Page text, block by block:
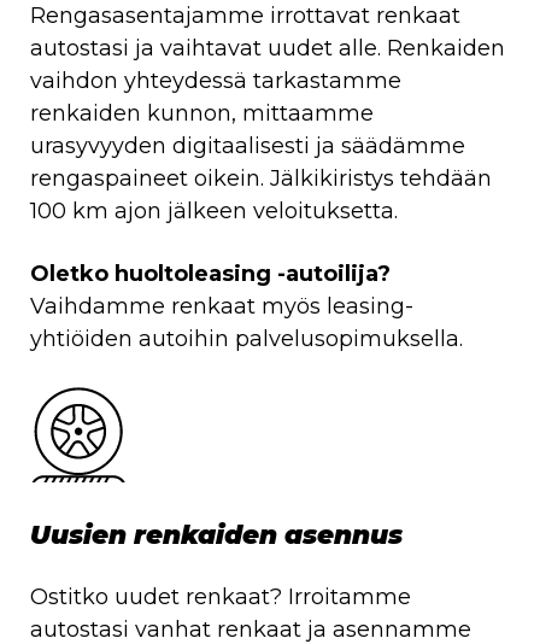
Rengasasentajamme irrottavat renkaat
autostasi ja vaihtavat uudet alle. Renkaiden
vaihdon yhteydessä tarkastamme
renkaiden kunnon, mittaamme
urasyvyyden digitaalisesti ja säädämme
rengaspaineet oikein. Jälkikiristys tehdään
100 km ajon jälkeen veloituksetta.
Oletko huoltoleasing -autoilija?
Vaihdamme renkaat myös leasing-
yhtiöiden autoihin palvelusopimuksella.
Uusien renkaiden asennus
Ostitko uudet renkaat? Irroitamme
autostasi vanhat renkaat ja asennamme